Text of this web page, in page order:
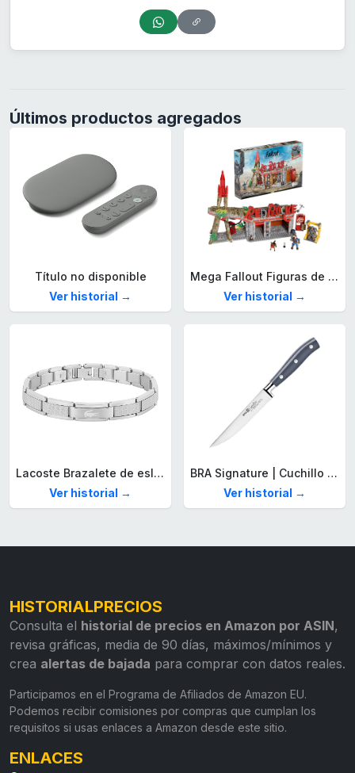
Últimos productos agregados
Título no disponible
Ver historial →
Mega Fallout Figuras de acción y Juguetes de construcción, Parada de Camiones Red Rocket con 824 Piezas, 2 Personajes articulados y Accesorios, para coleccionistas, HXT00
Ver historial →
Lacoste Brazalete de eslabón para Hombre Colección STENCIL de Acero inoxidable
Ver historial →
BRA Signature | Cuchillo tomatero 120 mm, Acero Inoxidable alemán forjado con Molibdeno Vanadio, Mango Remachado ABS, Diseño Ergonómico, Hoja 1,6 mm espesor
Ver historial →
HISTORIALPRECIOS
Consulta el historial de precios en Amazon por ASIN,
revisa gráficas, media de 90 días, máximos/mínimos y
crea alertas de bajada para comprar con datos reales.
Participamos en el Programa de Afiliados de Amazon EU.
Podemos recibir comisiones por compras que cumplan los
requisitos si usas enlaces a Amazon desde este sitio.
ENLACES